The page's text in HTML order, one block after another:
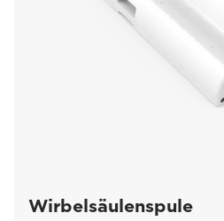
Wirbelsäulenspule